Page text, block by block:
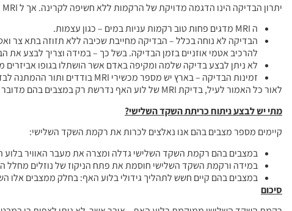
יתרון הבדיקה הינו הדגמה מדויקת של הרקמות ללא חשיפה לקרינה. אך ל MRI מספר חסרונות:
ה MRI מדגים פחות טוב רקמות עניות במים – כגון עצמות.
להרכיב אטמי אוזניים בזמן הבדיקה. בשל כך – במידה וצריך לבצע את
לא ניתן לבצע בדיקה שלמה ומקיפה באדם אשר הושתלו בגופו אביזרים
זמינות הבדיקה – בארץ יש מספר מכשירי MRI בודדים ותור ההמתנה לבדיקה הינו ארוך.
לאור כל האמור לעיל, בדיקת MRI של לוע האף נדרשת רק במצבים בהם מדובר בחשד לגידול.
מתי יש לבצע ניתוח כריתת השקד השלישי?
קיימים מספר מצבים בהם אנו נאלצים לכרות את רקמת השקד השלישי:
במצבים בהם רקמת השקד השלישי גדלה ומצרה את מעבר האוויר בלוע
במידה ורקמת השקד השלישי חוסמת את פתח הניקוז של נוזלים מחלל
במצבים בהם קיים חשש לתהליך גידולי בלוע האף: בחלק ממצבים אלו
סיכום